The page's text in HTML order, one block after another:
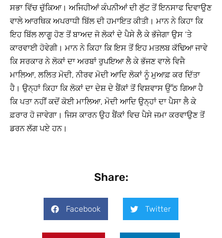
ਸਭਾ ਵਿੱਚ ਚੁੱਕਿਆ। ਅਜਿਹੀਆਂ ਕੰਪਨੀਆਂ ਦੀ ਲੁੱਟ ਤੋਂ ਇਨਸਾਫ ਦਿਵਾਉਣ
ਵਾਲੇ ਆਰਥਿਕ ਅਪਰਾਧੀ ਬਿੱਲ ਦੀ ਹਮਾਇਤ ਕੀਤੀ। ਮਾਨ ਨੇ ਕਿਹਾ ਕਿ
ਇਹ ਬਿੱਲ ਲਾਗੂ ਹੋਣ ਤੋਂ ਬਾਅਦ ਜੋ ਲੋਕਾਂ ਦੇ ਪੈਸੇ ਲੈ ਕੇ ਭੱਜੇਗਾ ਉਸ ‘ਤੇ
ਕਾਰਵਾਈ ਹੋਵੇਗੀ। ਮਾਨ ਨੇ ਕਿਹਾ ਕਿ ਇਸ ਤੋਂ ਇਹ ਮਤਲਬ ਕੱਢਿਆ ਜਾਵੇ
ਕਿ ਸਰਕਾਰ ਨੇ ਲੋਕਾਂ ਦਾ ਅਰਬਾਂ ਰੁਪਇਆ ਲੈ ਕੇ ਭੱਜਣ ਵਾਲੇ ਵਿਜੈ
ਮਾਲਿਆ, ਲਲਿਤ ਮੋਦੀ, ਨੀਰਵ ਮੋਦੀ ਆਦਿ ਲੋਕਾਂ ਨੂੰ ਮੁਆਫ਼ ਕਰ ਦਿੱਤਾ
ਹੈ। ਉਨ੍ਹਾਂ ਕਿਹਾ ਕਿ ਲੋਕਾਂ ਦਾ ਦੇਸ਼ ਦੇ ਬੈਂਕਾਂ ਤੋਂ ਵਿਸ਼ਵਾਸ ਉੱਠ ਗਿਆ ਹੈ
ਕਿ ਪਤਾ ਨਹੀਂ ਕਦੋਂ ਕੋਈ ਮਾਲਿਆ, ਮੋਦੀ ਆਦਿ ਉਨ੍ਹਾਂ ਦਾ ਪੈਸਾ ਲੈ ਕੇ
ਫ਼ਰਾਰ ਹੋ ਜਾਵੇਗਾ। ਜਿਸ ਕਾਰਨ ਉਹ ਬੈਂਕਾਂ ਵਿਚ ਪੈਸੇ ਜਮਾ ਕਰਵਾਉਣ ਤੋਂ
ਡਰਨ ਲੱਗ ਪਏ ਹਨ।
Share:
Facebook Twitter